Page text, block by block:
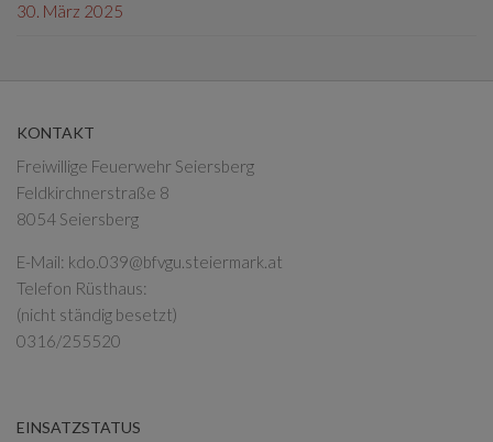
30. März 2025
KONTAKT
Freiwillige Feuerwehr Seiersberg
Feldkirchnerstraße 8
8054 Seiersberg
E-Mail: kdo.039@bfvgu.steiermark.at
Telefon Rüsthaus:
(nicht ständig besetzt)
0316/255520
EINSATZSTATUS